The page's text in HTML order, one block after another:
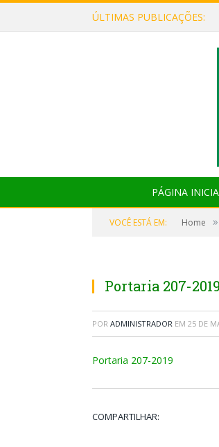
ÚLTIMAS PUBLICAÇÕES:
PÁGINA
VOCÊ ESTÁ EM: Home »
Portaria 207-2019
POR ADMINISTRADOR EM 25 DE
Portaria 207-2019
COMPARTILHAR: